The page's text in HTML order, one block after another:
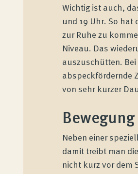
Wenatex Schlafberatung
Produktberatung zu Hause, im
Qualität und Garantie
Wichtig ist auch,
und 19 Uhr. So
zur Ruhe zu
Niveau. Das
auszuschütten.
abspeckfördernde
von sehr kurzer
Neben einer
damit treibt man
nicht kurz vor dem